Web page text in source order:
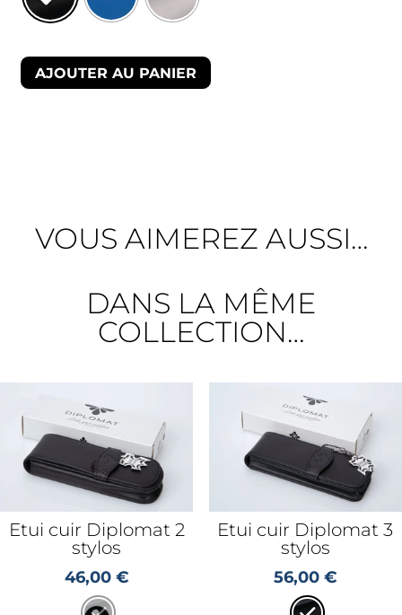
AJOUTER AU PANIER
VOUS AIMEREZ AUSSI…
DANS LA MÊME
COLLECTION…
Etui cuir Diplomat 2
stylos
46,00 €
Etui cuir Diplomat 3
stylos
56,00 €